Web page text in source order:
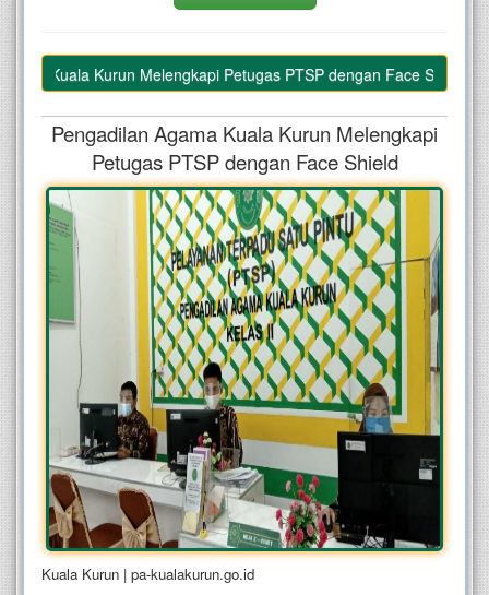
Kuala Kurun Melengkapi Petugas PTSP dengan Face Shield
Pengadilan Agama Kuala Kurun Melengkapi
Petugas PTSP dengan Face Shield
Kuala Kurun | pa-kualakurun.go.id